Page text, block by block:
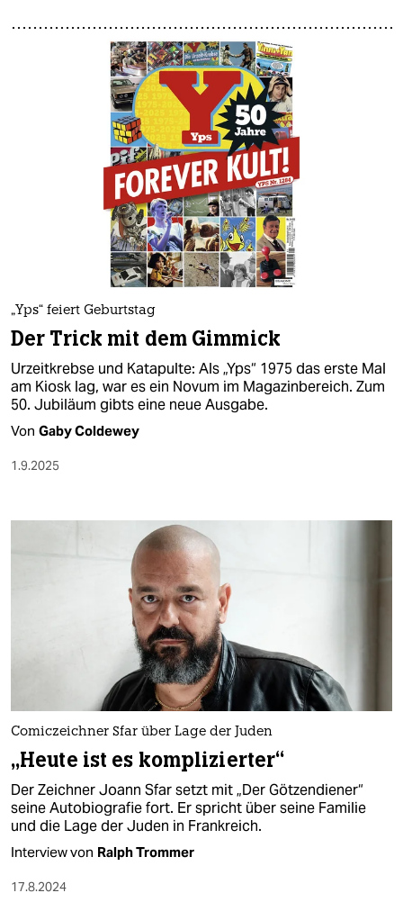
„Yps“ feiert Geburtstag
Der Trick mit dem Gimmick
Urzeitkrebse und Katapulte: Als „Yps“ 1975 das erste Mal
am Kiosk lag, war es ein Novum im Magazinbereich. Zum
50. Jubiläum gibts eine neue Ausgabe.
Von Gaby Coldewey
1.9.2025
Comiczeichner Sfar über Lage der Juden
„Heute ist es komplizierter“
Der Zeichner Joann Sfar setzt mit „Der Götzendiener“
seine Autobiografie fort. Er spricht über seine Familie
und die Lage der Juden in Frankreich.
Interview von Ralph Trommer
17.8.2024